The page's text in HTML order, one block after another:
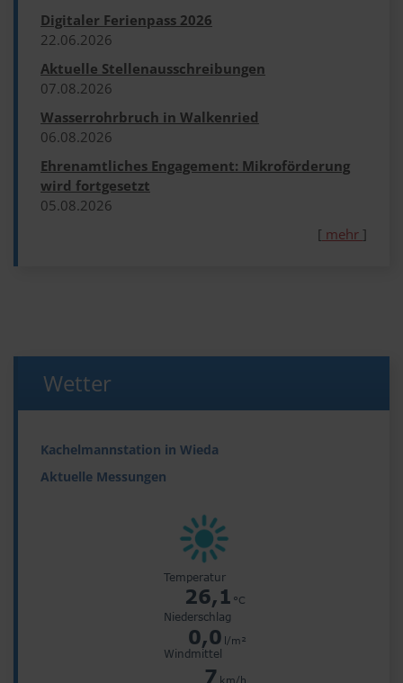
Digitaler Ferienpass 2026
22.​06.​2026
Aktuelle Stellenausschreibungen
07.​08.​2026
Wasserrohrbruch in Walkenried
06.​08.​2026
Ehrenamtliches Engagement: Mikroförderung
wird fortgesetzt
05.​08.​2026
[ mehr ]
Wetter
Kachelmannstation in Wieda
Aktuelle Messungen